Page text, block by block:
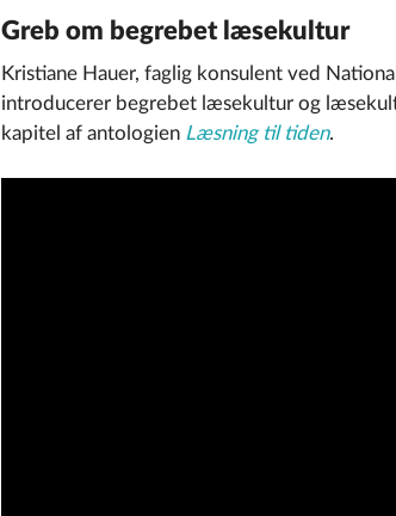
Greb om begrebet læsekultur
Kristiane Hauer, faglig konsulent ved
introducerer begrebet læsekultur og
kapitel af antologien Læsning til tiden.